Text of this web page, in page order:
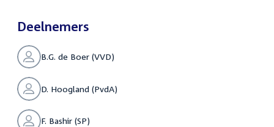
Deelnemers
B.G. de Boer (VVD)
D. Hoogland (PvdA)
F. Bashir (SP)